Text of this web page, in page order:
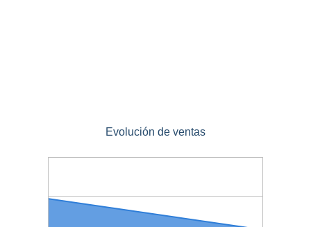
Evolución de ventas